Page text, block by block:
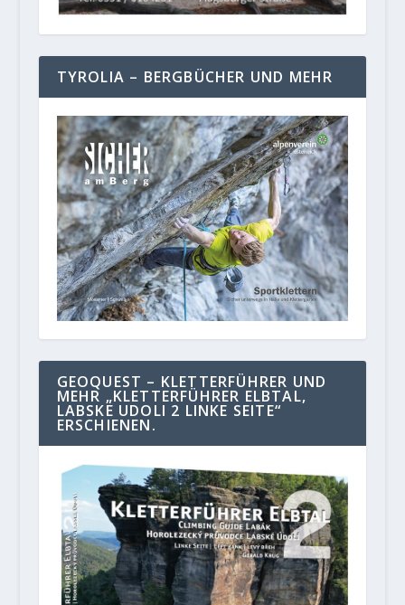
TYROLIA – BERGBÜCHER UND MEHR
GEOQUEST – KLETTERFÜHRER UND
MEHR „KLETTERFÜHRER ELBTAL,
LABSKE UDOLI 2 LINKE SEITE“
ERSCHIENEN.